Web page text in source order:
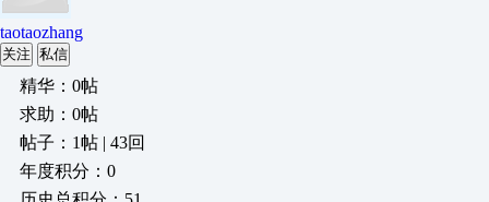
taotaozhang
关注 私信
精华：0帖
求助：0帖
帖子：1帖 | 43回
年度积分：0